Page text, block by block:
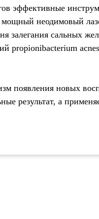
эффективные
мощный неодимовый
залегания сальных
propionibacterium
появления новых
результат, а